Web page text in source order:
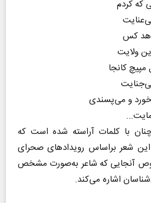
که کردم
کس
ولایت
کانجا
و می‌پسندی
با کلمات آراسته شده است که
شعر براساس رویدادهای صحرای
آنجایی که شاعر به‌صورت مشخص
اشاره می‌کند.